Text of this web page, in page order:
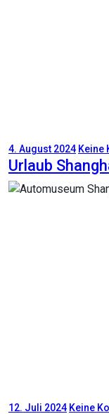
4. August 2024 Keine
Urlaub
12. Juli 2024 Keine